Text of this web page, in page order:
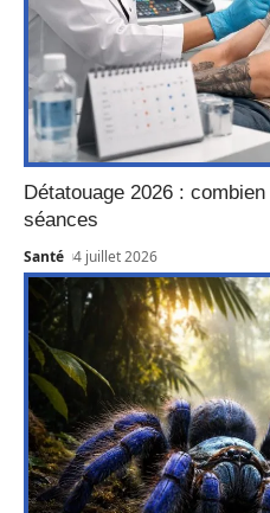
Détatouage 2026 :
séances
Santé 4 juillet 2026